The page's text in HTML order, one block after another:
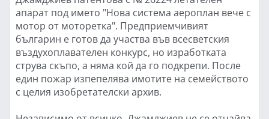
апарат под името "Нова система аероплан вече с
мотор от моторетка". Предприемчивият
българин е готов да участва във всесветския
въздухоплавателен конкурс, но изработката
струва скъпо, а няма кой да го подкрепи. После
един пожар изпепелява имотите на семейството
с целия изобретателски архив.